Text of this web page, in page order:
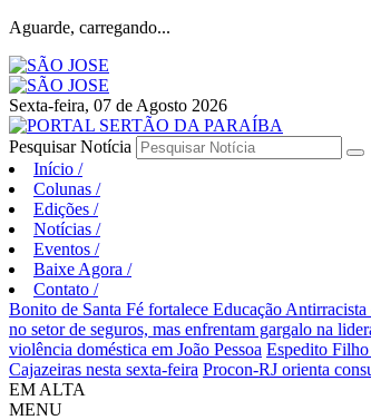
Aguarde, carregando...
Sexta-feira, 07 de Agosto 2026
Pesquisar Notícia
Início /
Colunas /
Edições /
Notícias /
Eventos /
Baixe Agora /
Contato /
Bonito de Santa Fé fortalece Educação
no setor de seguros, mas enfrentam gargalo na
violência doméstica em João Pessoa Espedito Filho
Cajazeiras nesta sexta-feira Procon-RJ orienta
EM ALTA
MENU